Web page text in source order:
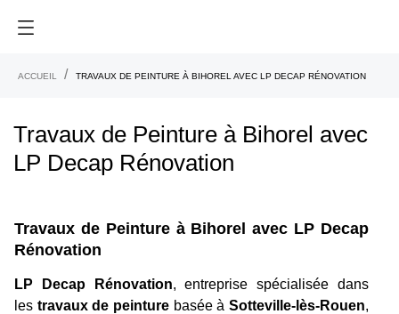
ACCUEIL TRAVAUX DE PEINTURE À BIHOREL AVEC LP DECAP RÉNOVATION
Travaux de Peinture à Bihorel avec
LP Decap Rénovation
Travaux de Peinture à Bihorel avec LP Decap
Rénovation
LP Decap Rénovation, entreprise spécialisée dans
les travaux de peinture basée àSotteville-lès-Rouen,